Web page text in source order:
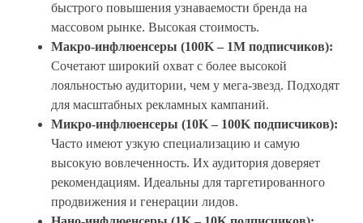
быстрого повышения узнаваемости бренда на
массовом рынке. Высокая стоимость.
Макро-инфлюенсеры (100K – 1M подписчиков):
Сочетают широкий охват с более высокой
лояльностью аудитории, чем у мега-звезд. Подходят
для масштабных рекламных кампаний.
Микро-инфлюенсеры (10K – 100K подписчиков):
Часто имеют узкую специализацию и самую
высокую вовлеченность. Их аудитория доверяет
рекомендациям. Идеальны для таргетированного
продвижения и генерации лидов.